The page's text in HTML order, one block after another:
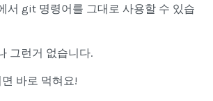
서 git 명령어를 그대로 사용할 수 있습
그런거 없습니다.
바로 먹혀요!